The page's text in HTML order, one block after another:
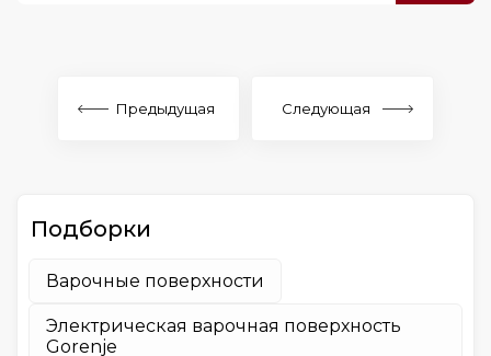
Предыдущая Следующая
Подборки
Варочные поверхности
Электрическая варочная поверхность
Gorenje